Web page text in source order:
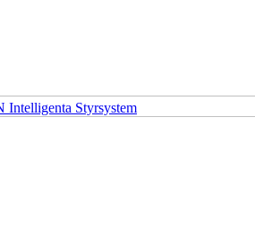
Intelligenta Styrsystem